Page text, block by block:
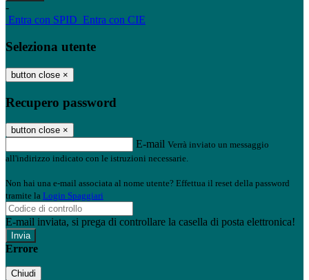
-
Entra con SPID Entra con CIE
Seleziona utente
button close ×
Recupero password
button close ×
E-mail Verrà inviato un messaggio
all'indirizzo indicato con le istruzioni necessarie.
Non hai una e-mail associata al nome utente? Effettua il reset della password
tramite la Login Spaggiari
E-mail inviata, si prega di controllare la casella di posta elettronica!
Errore
Chiudi